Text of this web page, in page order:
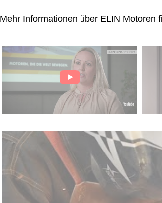
Mehr Informationen über ELIN Motoren